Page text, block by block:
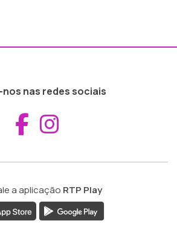
nas redes sociais
Aceder ao
a aplicação RTP Play